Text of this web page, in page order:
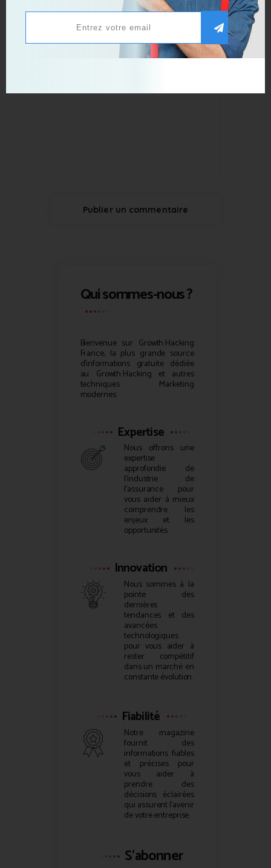
Publier un commentaire
Qui sommes-nous ?
Bienvenue sur Growth Hacking
France, la plus grande source
d’informations gratuite dédiée
au Growth Hacking et autres
techniques Marketing
modernes.
Expertise
Nous offrons une
expertise
approfondie de
l’industrie de
l’assurance pour
vous aider à mieux
comprendre les
enjeux et les
opportunités.
Innovation
Nous sommes à la
pointe des
dernières
tendances et des
avancées
technologiques
pour vous aider à
rester compétitif
dans un marché en
constante évolution.
Fiabilité
Notre magazine
fournit des
informations fiables
et précises pour
vous aider à
prendre des
décisions éclairées
qui assurent l’avenir
de votre entreprise.
S'abonner